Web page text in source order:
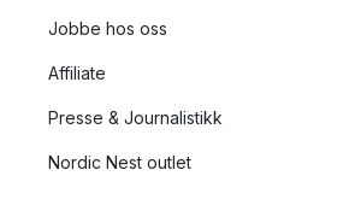
Jobbe hos oss
Affiliate
Presse & Journalistikk
Nordic Nest outlet